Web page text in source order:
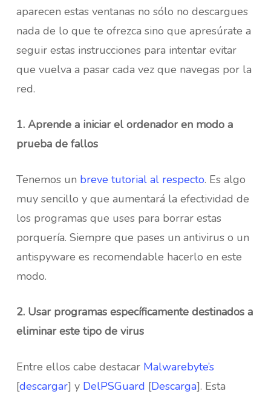
aparecen estas ventanas no sólo no descargues
nada de lo que te ofrezca sino que apresúrate a
seguir estas instrucciones para intentar evitar
que vuelva a pasar cada vez que navegas por la
red.
1. Aprende a iniciar el ordenador en modo a
prueba de fallos
Tenemos un breve tutorial al respecto. Es algo
muy sencillo y que aumentará la efectividad de
los programas que uses para borrar estas
porquería. Siempre que pases un antivirus o un
antispyware es recomendable hacerlo en este
modo.
2. Usar programas específicamente destinados a
eliminar este tipo de virus
Entre ellos cabe destacar Malwarebyte’s
[descargar] y DelPSGuard [Descarga]. Esta